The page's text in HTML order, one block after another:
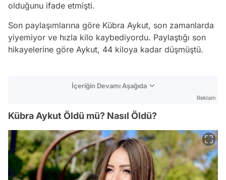
olduğunu ifade etmişti.
Son paylaşımlarına göre Kübra Aykut, son zamanlarda
yiyemiyor ve hızla kilo kaybediyordu. Paylaştığı son
hikayelerine göre Aykut, 44 kiloya kadar düşmüştü.
İçeriğin Devamı Aşağıda
Reklam
Kübra Aykut Öldü mü? Nasıl Öldü?